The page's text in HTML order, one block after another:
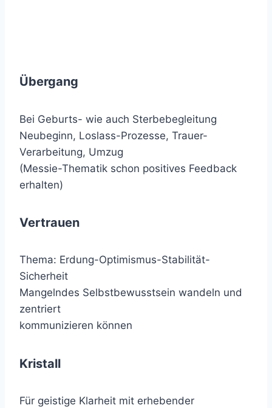
Übergang
Bei Geburts- wie auch Sterbebegleitung
Neubeginn, Loslass-Prozesse, Trauer-
Verarbeitung, Umzug
(Messie-Thematik schon positives Feedback
erhalten)
Vertrauen
Thema: Erdung-Optimismus-Stabilität-
Sicherheit
Mangelndes Selbstbewusstsein wandeln und
zentriert
kommunizieren können
Kristall
Für geistige Klarheit mit erhebender